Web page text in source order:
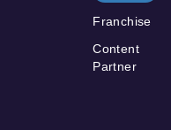
Franchise
Content
Partner